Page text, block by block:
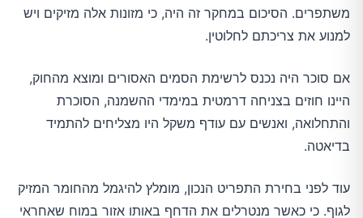
משתפרים. הסיכום במחקר זה היה, כי מזונות אלה מזיקים ויש
למנוע את צריכתם לחלוטין.
אם סוכר היה נכנס לרשימת הסמים האסורים ומוצא מהחוק,
היינו חוזים בצניחה דרמטית במימדי ההשמנה, הסוכרת
והתחלואה, ואנשים עם עודף משקל היו מצליחים להתמיד
בדיאטה.
עוד לפני בחירת התפריט הנכון, מומלץ להיגמל מהחומר המזיק
לגוף. כי כאשר מנטרלים את הדחף באותו אזור במוח שאחראי